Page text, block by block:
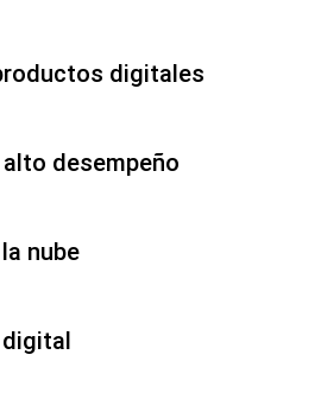
digitales
desempeño
nube